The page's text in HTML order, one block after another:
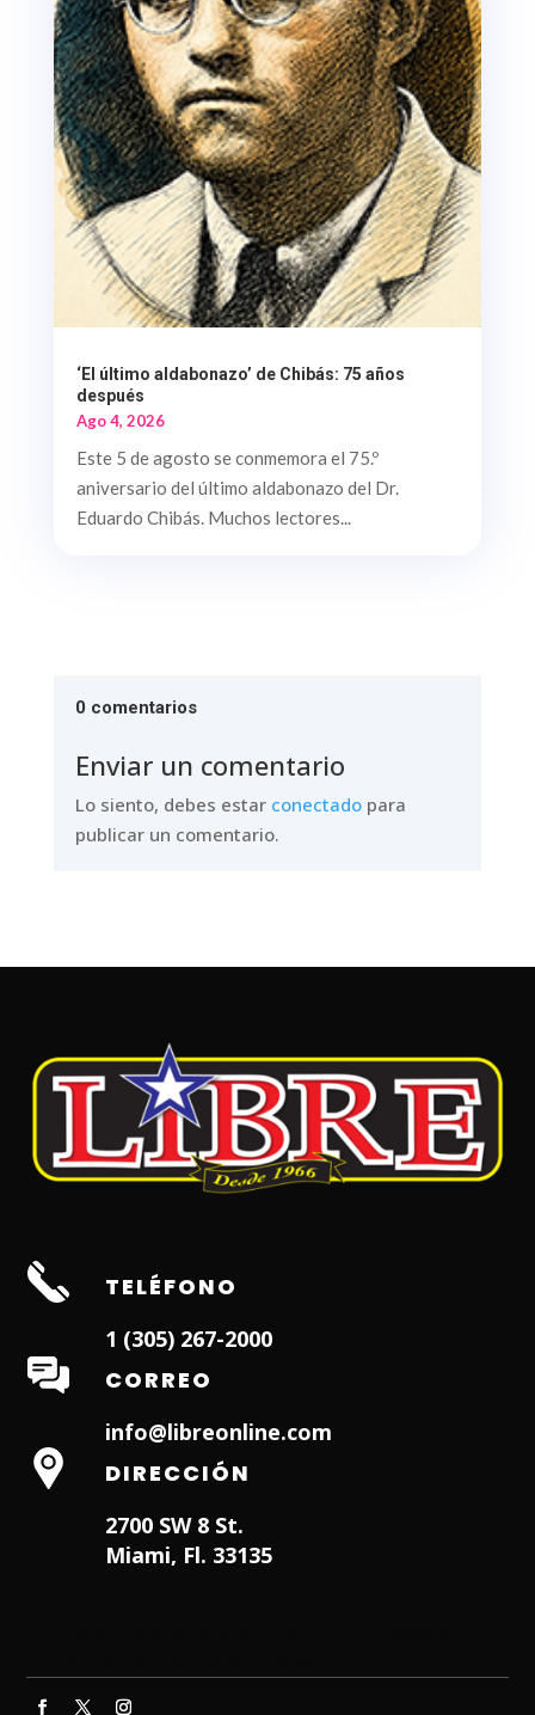
‘El último aldabonazo’ de Chibás: 75 años
después
Ago 4, 2026
Este 5 de agosto se conmemora el 75.º
aniversario del último aldabonazo del Dr.
Eduardo Chibás. Muchos lectores...
0 comentarios
Enviar un comentario
Lo siento, debes estar conectadopara
publicar un comentario.
TELÉFONO
1 (305) 267-2000
CORREO
info@libreonline.com
DIRECCIÓN
2700 SW 8 St.
Miami, Fl. 33135